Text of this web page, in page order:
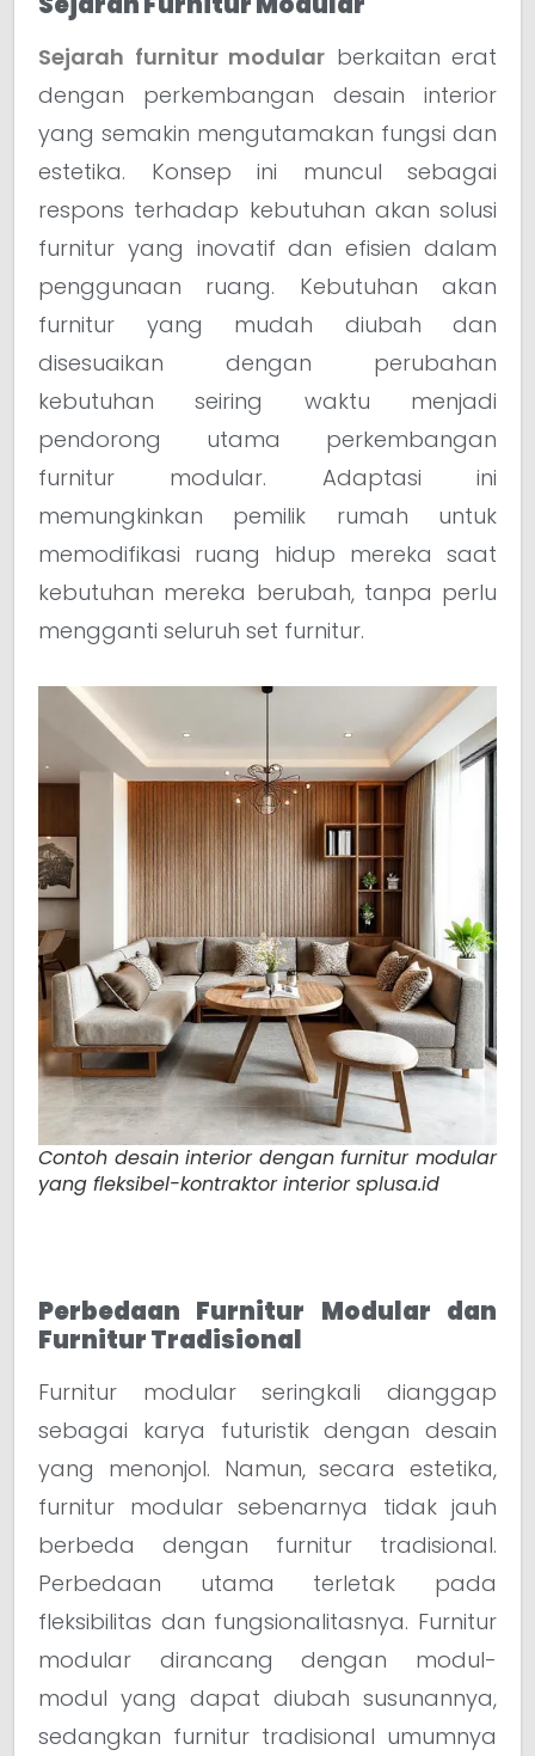
Sejarah furnitur modular berkaitan erat
dengan perkembangan desain interior
yang semakin mengutamakan fungsi dan
estetika. Konsep ini muncul sebagai
respons terhadap kebutuhan akan solusi
furnitur yang inovatif dan efisien dalam
penggunaan ruang. Kebutuhan akan
furnitur yang mudah diubah dan
disesuaikan dengan perubahan
kebutuhan seiring waktu menjadi
pendorong utama perkembangan
furnitur modular. Adaptasi ini
memungkinkan pemilik rumah untuk
memodifikasi ruang hidup mereka saat
kebutuhan mereka berubah, tanpa perlu
mengganti seluruh set furnitur.
Contoh desain interior dengan furnitur modular
yang fleksibel-kontraktor interior splusa.id
Perbedaan Furnitur Modular dan
Furnitur Tradisional
Furnitur modular seringkali dianggap
sebagai karya futuristik dengan desain
yang menonjol. Namun, secara estetika,
furnitur modular sebenarnya tidak jauh
berbeda dengan furnitur tradisional.
Perbedaan utama terletak pada
fleksibilitas dan fungsionalitasnya. Furnitur
modular dirancang dengan modul-
modul yang dapat diubah susunannya,
sedangkan furnitur tradisional umumnya